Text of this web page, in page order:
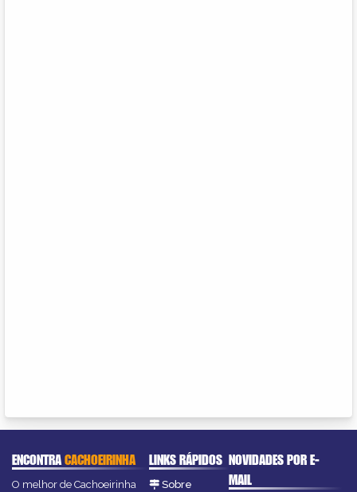
ENCONTRACACHOEIRINHA
O melhor de Cachoeirinha
LINKS RÁPIDOS
Sobre
NOVIDADES POR E-
MAIL